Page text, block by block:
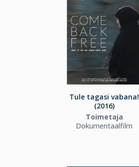
Tule tagasi vabana!
(2016)
Toimetaja
Dokumentaalfilm